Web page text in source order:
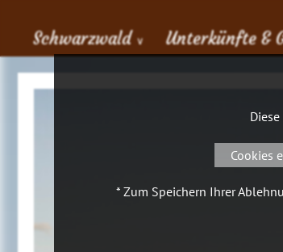
Schwarzwald ∨ Unterkünfte &
Cookies
* Zum Speichern Ihrer